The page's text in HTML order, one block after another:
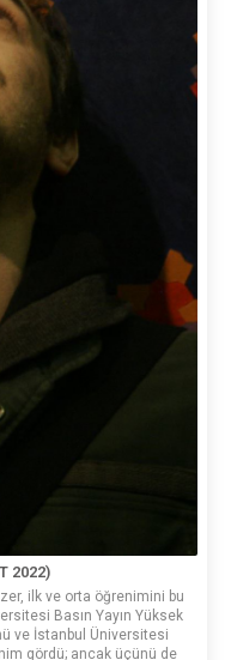
2022)
ilk ve orta öğrenimini bu
Basın Yayın Yüksek
ve İstanbul Üniversitesi
gördü; ancak üçünü de